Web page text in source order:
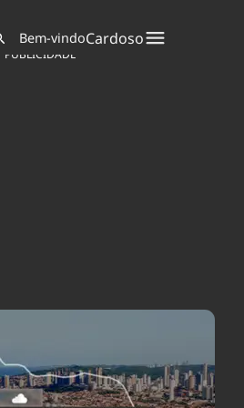
Indicadores
Política
Saúde
Bem-vindoCardoso
PUBLICIDADE